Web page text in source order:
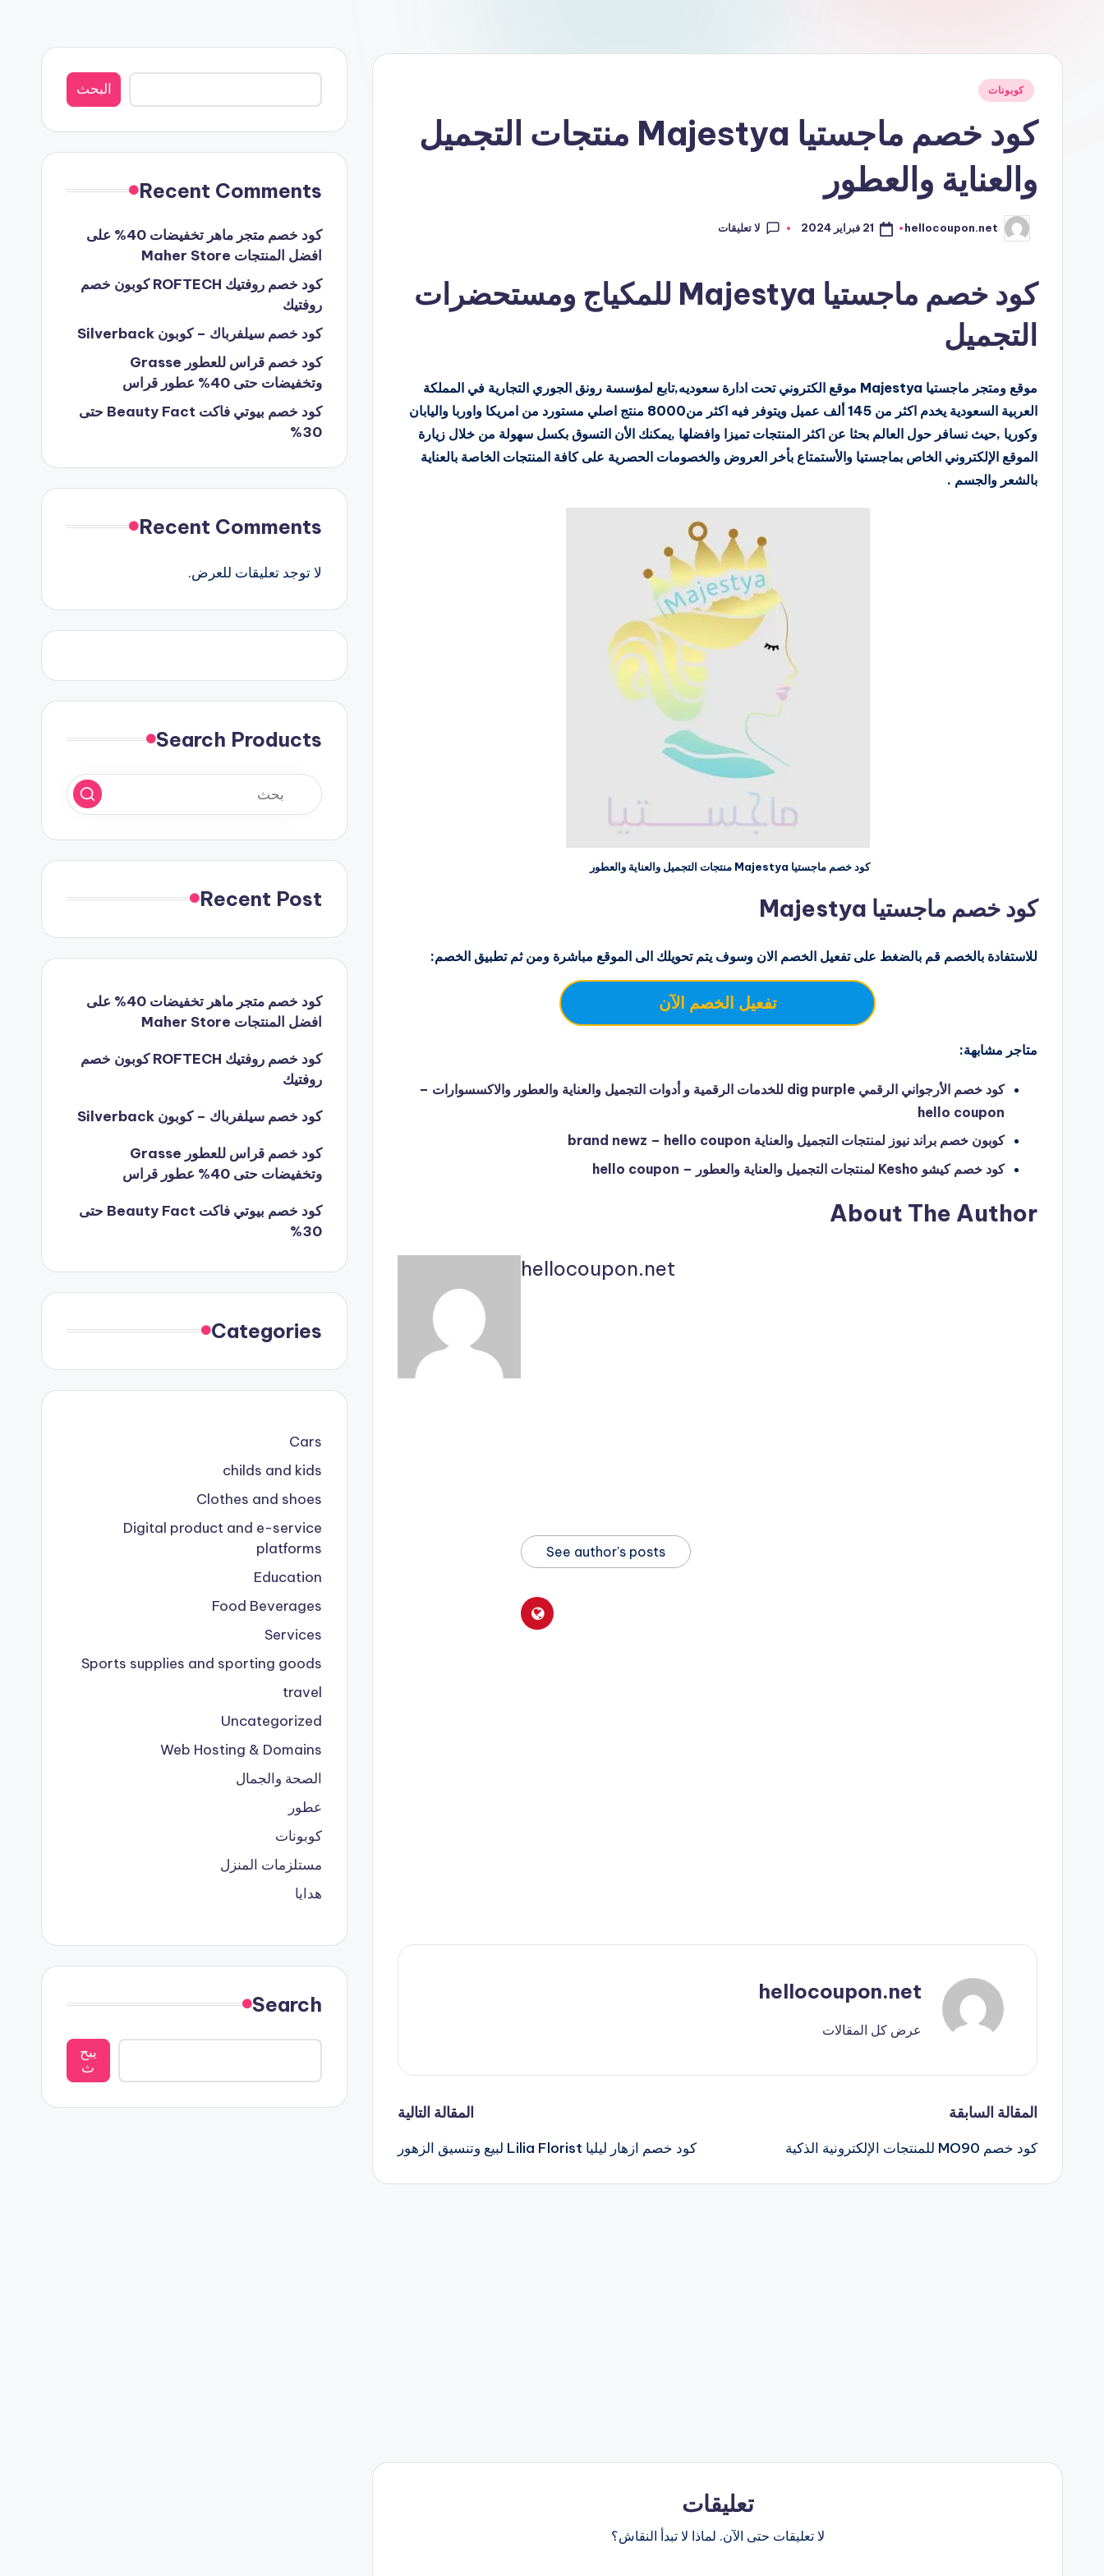
نُشركوبونات
كود خصم ماجستيا Majestya منتجات التجميل
والعناية والعطور
تمّ
النشر
hellocoupon.net 21 فبراير 2024 لا تعليقات
كود خصم ماجستيا Majestya للمكياج ومستحضرات
التجميل
موقع ومتجر ماجستيا Majestya موقع الكتروني تحت ادارة سعوديه,تابع لمؤسسة رونق الجوري التجارية في المملكة
العربية السعودية يخدم اكثر من 145 ألف عميل ويتوفر فيه اكثر من8000 منتج اصلي مستورد من امريكا واوربا واليابان
وكوريا ,حيث نسافر حول العالم بحثا عن اكثر المنتجات تميزا وافضلها ,يمكنك الأن التسوق بكسل سهولة من خلال زيارة
الموقع الإلكتروني الخاص بماجستيا والأستمتاع بأخر العروض والخصومات الحصرية على كافة المنتجات الخاصة بالعناية
بالشعر والجسم .
كود خصم ماجستيا Majestya منتجات التجميل والعناية والعطور
كود خصم ماجستيا Majestya
للاستفادة بالخصم قم بالضغط على تفعيل الخصم الان وسوف يتم تحويلك الى الموقع مباشرة ومن ثم تطبيق الخصم:
تفعيل الخصم الآن
متاجر مشابهة:
كود خصم الأرجواني الرقمي dig purple للخدمات الرقمية و أدوات التجميل والعناية والعطور والاكسسوارات –
hello coupon
كوبون خصم براند نيوز لمنتجات التجميل والعناية brand newz – hello coupon
كود خصم كيشو Kesho لمنتجات التجميل والعناية والعطور – hello coupon
About The Author
hellocoupon.net
See author's posts
hellocoupon.net
عرض كل المقالات
تصفّح
المقالات
المقالة السابقة
كود خصم MO90 للمنتجات الإلكترونية الذكية
المقالة التالية
كود خصم ازهار ليليا Lilia Florist لبيع وتنسيق الزهور
تعليقات
لا تعليقات حتى الآن. لماذا لا تبدأ النقاش؟
البحث
البحث
Recent Comments
كود خصم متجر ماهر تخفيضات 40% على
افضل المنتجات Maher Store
كود خصم روفتيك ROFTECH كوبون خصم
روفتيك
كود خصم سيلفرباك – كوبون Silverback
كود خصم قراس للعطور Grasse
وتخفيضات حتى 40% عطور قراس
كود خصم بيوتي فاكت Beauty Fact حتى
30%
Recent Comments
لا توجد تعليقات للعرض.
Search Products
Recent Post
كود خصم متجر ماهر تخفيضات 40% على
افضل المنتجات Maher Store
كود خصم روفتيك ROFTECH كوبون خصم
روفتيك
كود خصم سيلفرباك – كوبون Silverback
كود خصم قراس للعطور Grasse
وتخفيضات حتى 40% عطور قراس
كود خصم بيوتي فاكت Beauty Fact حتى
30%
Categories
Cars
childs and kids
Clothes and shoes
Digital product and e-service
platforms
Education
Food Beverages
Services
Sports supplies and sporting goods
travel
Uncategorized
Web Hosting & Domains
الصحة والجمال
عطور
كوبونات
مستلزمات المنزل
هدايا
Search
يبح
ث